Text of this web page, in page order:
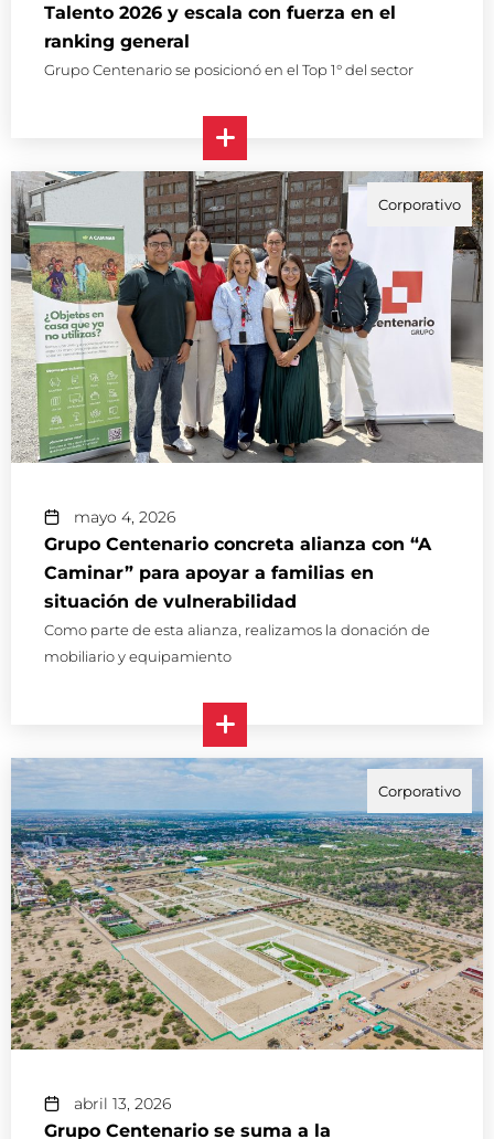
Talento 2026 y escala con fuerza en el
ranking general
Grupo Centenario se posicionó en el Top 1° del sector
Corporativo
mayo 4, 2026
Grupo Centenario concreta alianza con “A
Caminar” para apoyar a familias en
situación de vulnerabilidad
Como parte de esta alianza, realizamos la donación de
mobiliario y equipamiento
Corporativo
abril 13, 2026
Grupo Centenario se suma a la